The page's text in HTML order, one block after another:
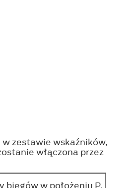
zestawie wskaźników,
włączona przez
w położeniu P.